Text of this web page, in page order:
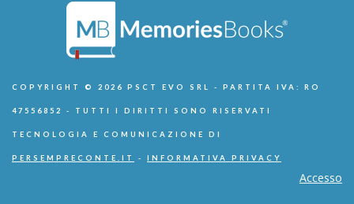
COPYRIGHT © 2026 PSCT EVO SRL - PARTITA IVA: RO
47556852 - TUTTI I DIRITTI SONO RISERVATI
TECNOLOGIA E COMUNICAZIONE DI
PERSEMPRECONTE.IT - INFORMATIVA PRIVACY
Accesso